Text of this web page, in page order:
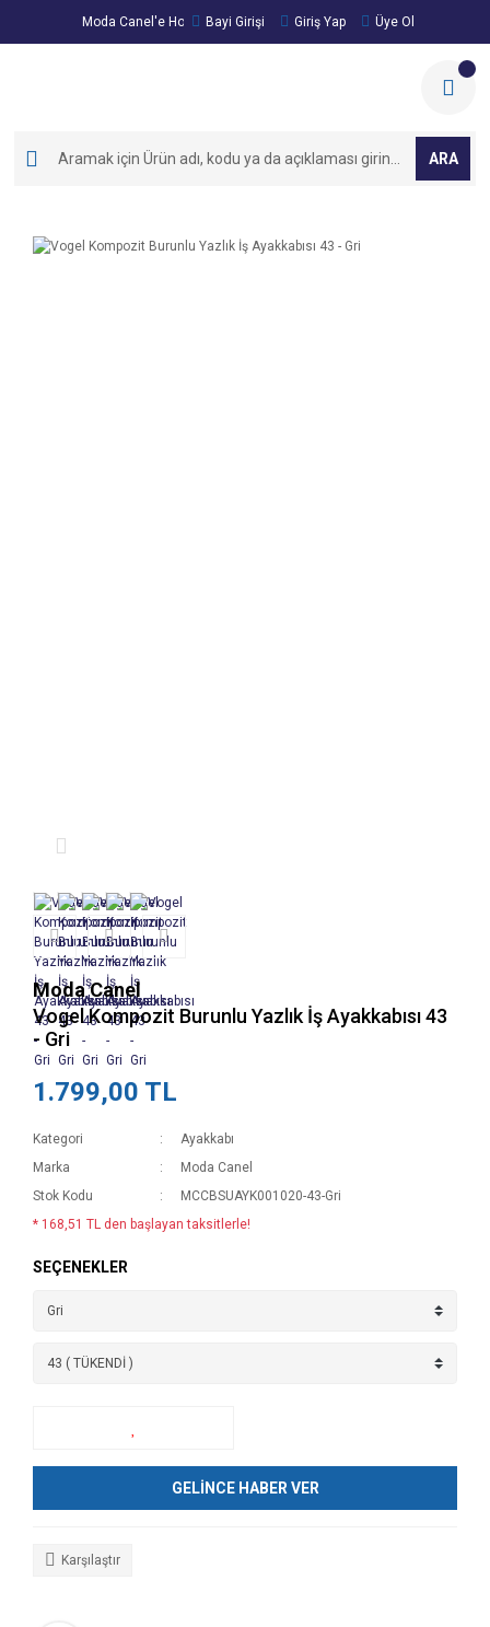
Moda Canel'e Hoşgeldiniz!
Bayi Girişi Giriş Yap Üye Ol
ARA
Moda Canel
Vogel Kompozit Burunlu Yazlık İş Ayakkabısı 43
- Gri
1.799,00 TL
Kategori
Ayakkabı
Marka
Moda Canel
Stok Kodu
MCCBSUAYK001020-43-Gri
* 168,51 TL den başlayan taksitlerle!
SEÇENEKLER
GELİNCE HABER VER
Karşılaştır